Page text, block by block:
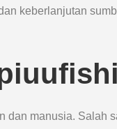
keberlanjutan
dan manusia. Salah